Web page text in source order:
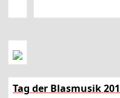
Tag der Blasmusik